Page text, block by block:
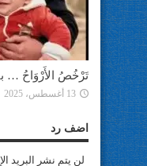
تَرْخُصُ الأَرْوَاحُ …
13 أغسطس، 2025
اضف رد
لن يتم نشر البريد